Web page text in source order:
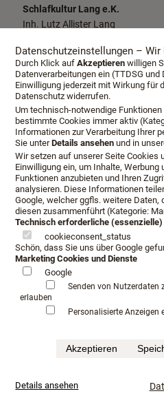
Schlafkultur Lang e.K.
Inh. Lutz Allister Lang
36037 Fulda
Öffnungszeiten Anfahrt
Serviceangebot
Häufig gesucht: Boxspringbetten
Datenschutzeinstellungen –
Durch Klick aufAkzeptieren willigen
Datenverarbeitungen ein (TTDSG und
Einwilligung jederzeit mit Wirkung für
Datenschutz widerrufen.
Um technisch-notwendige
bestimmte Cookies immer aktiv
Informationen zur Verarbeitung Ihrer
Sie unterDetails ansehen und in
Wir setzen auf unserer Seite Cookies
Einwilligung ein, um Inhalte, Werbung
Funktionen anzubieten und Ihren
analysieren. Diese Informationen
Google, welcher ggfls. weitere
diesen zusammenführt (Kategorie:
Technisch erforderliche (essenzielle)
cookieconsent_status
Schön, dass Sie uns über Google
Marketing Cookies und Dienste
Google
Senden von Nutzerdaten
erlauben
Personalisierte Anzeigen
Akzeptieren
Details ansehen